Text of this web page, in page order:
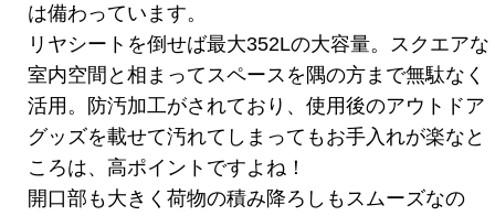
は備わっています。
リヤシートを倒せば最大352Lの大容量。スクエアな
室内空間と相まってスペースを隅の方まで無駄なく
活用。防汚加工がされており、使用後のアウトドア
グッズを載せて汚れてしまってもお手入れが楽なと
ころは、高ポイントですよね！
開口部も大きく荷物の積み降ろしもスムーズなの